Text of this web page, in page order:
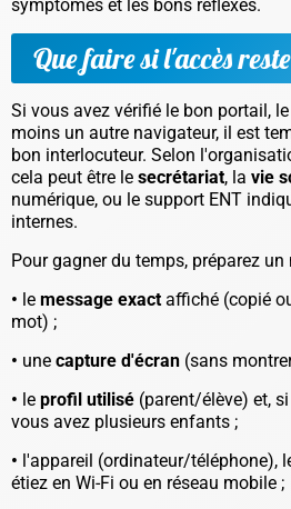
symptômes et les bons réflexes.
Que faire si l'accès
Si vous avez vérifié le bon portail,
moins un autre navigateur, il est
bon interlocuteur. Selon
cela peut être le secrétariat, la vie
numérique, ou le support ENT
internes.
Pour gagner du temps, préparez
• le message exactaffiché (copié
mot) ;
• une capture d'écran (sans
• le profil utilisé (parent/élève) et,
vous avez plusieurs enfants ;
• l'appareil (ordinateur/téléphone),
étiez en Wi-Fi ou en réseau mobile ;